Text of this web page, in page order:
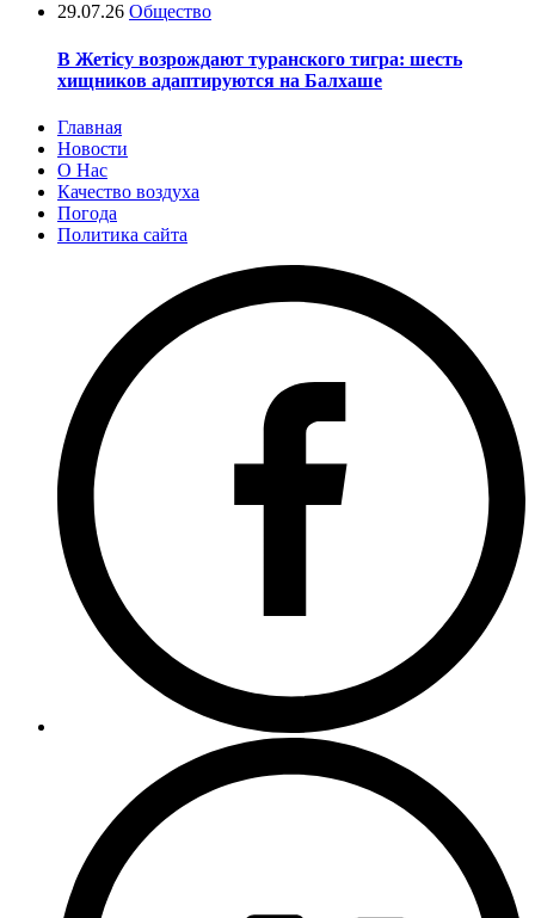
29.07.26 Общество
В Жетісу возрождают туранского тигра: шесть
хищников адаптируются на Балхаше
Главная
Новости
О Нас
Качество воздуха
Погода
Политика сайта